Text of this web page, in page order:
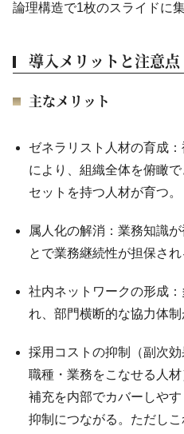
論理構造で1枚のスライドに
導入メリットと注意点
主なメリット
ゼネラリスト人材の育成
により、組織全体を俯瞰
セットを持つ人材が育つ。
属人化の解消：業務知識
とで業務継続性が担保され
社内ネットワークの形成
れ、部門横断的な協力体制
採用コストの抑制（副次
職種・業務をこなせる人
補充を内部でカバーしや
抑制につながる。ただし